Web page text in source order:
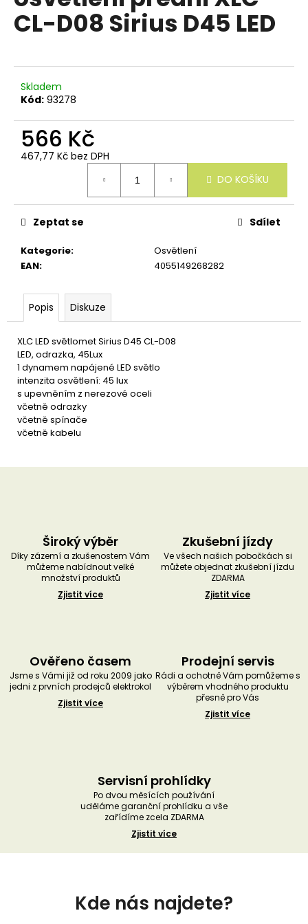
0,0
z
CL-D08 Sirius D45 LED
Skladem
Kód: 93278
566 Kč
467,77 Kč bez DPH
DO KOŠÍKU
Kategorie:
Osvětlení
EAN: 4055149268282
Zeptat se Sdílet
Popis Diskuze
XLC LED světlomet Sirius D45 CL-D08
LED, odrazka, 45Lux
1 dynamem napájené LED světlo
intenzita osvětlení: 45 lux
s upevněním z nerezové oceli
včetně odrazky
včetně spínače
včetně kabelu
Široký výběr
Díky zázemí a zkušenostem Vám
můžeme nabídnout velké
množství produktů
Zjistit více
Zkušební jízdy
Ve všech našich pobočkách si
můžete objednat zkušební jízdu
ZDARMA
Zjistit více
Ověřeno časem
Jsme s Vámi již od roku 2009 jako
jedni z prvních prodejců elektrokol
Zjistit více
Prodejní servis
Rádi a ochotně Vám pomůžeme s
výběrem vhodného produktu
přesně pro Vás
Zjistit více
Servisní prohlídky
Po dvou měsících používání
uděláme garanční prohlídku a vše
zařídíme zcela ZDARMA
Zjistit více
n
a
t
?
HLEDAT
D
o
p
č
u
e
m
e
Kde nás najdete?